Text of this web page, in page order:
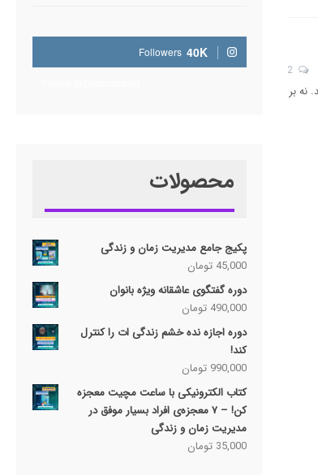
2
نه بر
40K
Followers
محصولات
پکیج جامع مدیریت زمان و زندگی
45,000 تومان
دوره گفتگوی عاشقانه ویژه بانوان
490,000 تومان
دوره اجازه نده خشم زندگی ات را کنترل
کند!
990,000 تومان
کتاب الکترونیکی با ساعت مچیت معجزه
کن! – ۷ معجزه‌ی افراد بسیار موفق در
مدیریت زمان و زندگی
35,000 تومان